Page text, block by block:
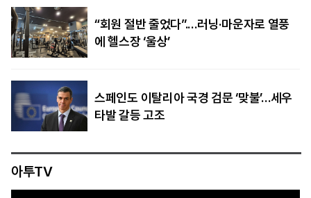
“회원 절반 줄었다”.…러닝·마운자로 열풍
에 헬스장 ‘울상’
스페인도 이탈리아 국경 검문 ‘맞불’…세우
타발 갈등 고조
아투TV